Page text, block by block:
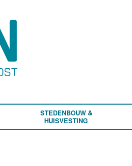
STEDENBOUW &
HUISVESTING